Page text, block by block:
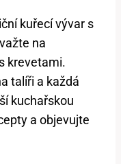
kuřecí ⁢vývar​ s
⁤na
krevetami.
talíři a⁣ každá
kuchařskou
a objevujte